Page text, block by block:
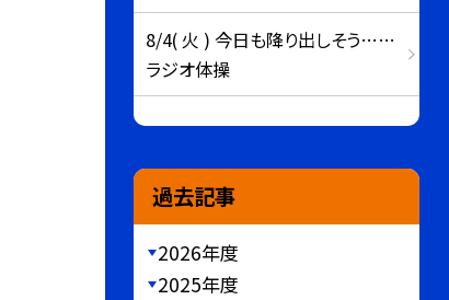
8/4( 火 ) 今日も降り出しそう……
ラジオ体操
過去記事
2026年度
2025年度